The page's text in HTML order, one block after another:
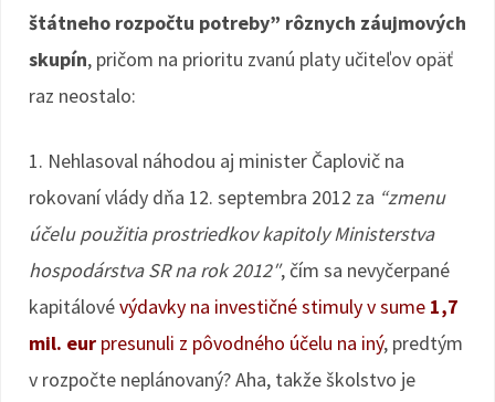
štátneho rozpočtu potreby” rôznych záujmových
skupín, pričom na prioritu zvanú platy učiteľov opäť
raz neostalo:
1. Nehlasoval náhodou aj minister Čaplovič na
rokovaní vlády dňa 12. septembra 2012 za “zmenu
účelu použitia prostriedkov kapitoly Ministerstva
hospodárstva SR na rok 2012″, čím sa nevyčerpané
kapitálovévýdavky na investičné stimuly v sume 1,7
mil. eur presunuli z pôvodného účelu na iný, predtým
v rozpočte neplánovaný? Aha, takže školstvo je